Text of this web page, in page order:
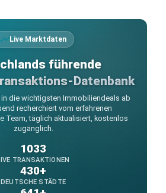
Live Marktdaten
führende
Datenbank
in die wichtigsten Immobiliendeals ab
recherchiert vom erfahrenen
Team, täglich aktualisiert, kostenlos
zugänglich.
1033
TRANSAKTIONEN
430+
DEUTSCHE STÄDTE